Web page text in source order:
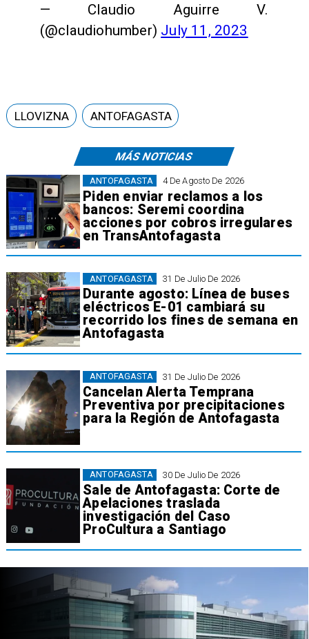
— Claudio Aguirre V.
(@claudiohumber) July 11, 2023
MÁS NOTICIAS
4 De Agosto De 2026
Piden enviar reclamos a los
bancos: Seremi coordina
acciones por cobros irregulares
en TransAntofagasta
ANTOFAGASTA
31 De Julio De 2026
Durante agosto: Línea de buses
eléctricos E-01 cambiará su
recorrido los fines de semana en
Antofagasta
ANTOFAGASTA
31 De Julio De 2026
Cancelan Alerta Temprana
Preventiva por precipitaciones
para la Región de Antofagasta
ANTOFAGASTA
30 De Julio De 2026
Sale de Antofagasta: Corte de
Apelaciones traslada
investigación del Caso
ProCultura a Santiago
ANTOFAGASTA
LLOVIZNA ANTOFAGASTA